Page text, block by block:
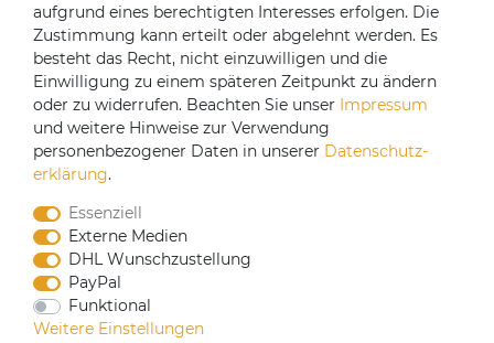
Versandpartner
CoffeeB2B hat eine Einkaufsvereinbarung mit
Coffeefair. Sollten Sie den Mindestbestellwert nicht
aufgrund eines berechtigten Interesses erfolgen. Die
Zustimmung kann erteilt oder abgelehnt werden. Es
besteht das Recht, nicht einzuwilligen und die
Einwilligung zu einem späteren Zeitpunkt zu ändern
oder zu widerrufen. Beachten Sie unser Impressum
und weitere Hinweise zur Verwendung
personenbezogener Daten in unserer Daten­schutz­
erklärung.
Essenziell
Externe Medien
DHL Wunschzustellung
PayPal
Funktional
Weitere Einstellungen